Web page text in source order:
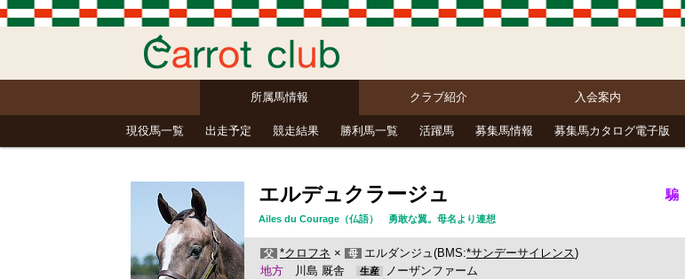
所属馬情報 クラブ紹介 入会案内
現役馬一覧 出走予定 競走結果 勝利馬一覧 活躍馬 募集馬情報 募集馬カタログ電子版
エルデュクラージュ 騸
Ailes du Courage（仏語） 勇敢な翼。母名より連想
父 *クロフネ × 母 エルダンジュ(BMS:*サンデーサイレンス)
地方 川島 厩舎 生産
ノーザンファーム